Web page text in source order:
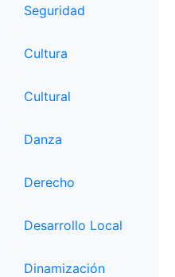
Seguridad
Cultura
Cultural
Danza
Derecho
Desarrollo Local
Dinamización